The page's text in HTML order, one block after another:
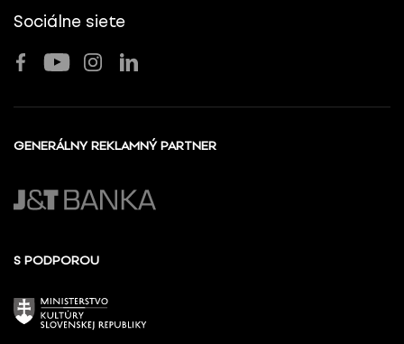
Sociálne siete
GENERÁLNY REKLAMNÝ PARTNER
S PODPOROU